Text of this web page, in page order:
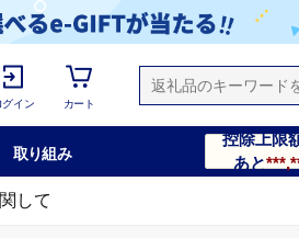
グイン カート
取り組み
控除上限
あと
して